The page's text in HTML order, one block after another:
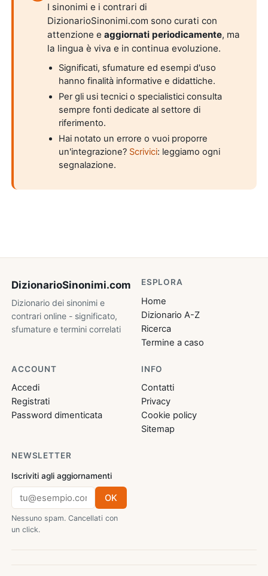
I sinonimi e i contrari di
DizionarioSinonimi.com sono curati con
attenzione eaggiornati periodicamente, ma
la lingua è viva e in continua evoluzione.
Significati, sfumature ed esempi d'uso
hanno finalità informative e didattiche.
Per gli usi tecnici o specialistici consulta
sempre fonti dedicate al settore di
riferimento.
Hai notato un errore o vuoi proporre
un'integrazione? Scrivici: leggiamo ogni
segnalazione.
DizionarioSinonimi.com
Dizionario dei sinonimi e
contrari online - significato,
sfumature e termini correlati
ESPLORA
Home
Dizionario A-Z
Ricerca
Termine a caso
ACCOUNT
Accedi
Registrati
Password dimenticata
INFO
Contatti
Privacy
Cookie policy
Sitemap
NEWSLETTER
Iscriviti agli aggiornamenti
OK
Nessuno spam. Cancellati con
un click.